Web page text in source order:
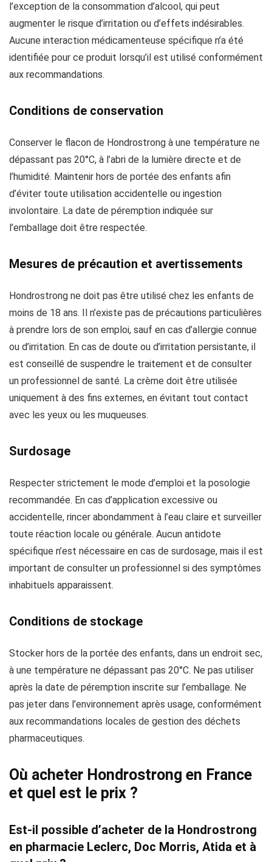
l’exception de la consommation d’alcool, qui peut
augmenter le risque d’irritation ou d’effets indésirables.
Aucune interaction médicamenteuse spécifique n’a été
identifiée pour ce produit lorsqu’il est utilisé conformément
aux recommandations.
Conditions de conservation
Conserver le flacon de Hondrostrong à une température ne
dépassant pas 20°C, à l’abri de la lumière directe et de
l’humidité. Maintenir hors de portée des enfants afin
d’éviter toute utilisation accidentelle ou ingestion
involontaire. La date de péremption indiquée sur
l’emballage doit être respectée.
Mesures de précaution et avertissements
Hondrostrong ne doit pas être utilisé chez les enfants de
moins de 18 ans. Il n’existe pas de précautions particulières
à prendre lors de son emploi, sauf en cas d’allergie connue
ou d’irritation. En cas de doute ou d’irritation persistante, il
est conseillé de suspendre le traitement et de consulter
un professionnel de santé. La crème doit être utilisée
uniquement à des fins externes, en évitant tout contact
avec les yeux ou les muqueuses.
Surdosage
Respecter strictement le mode d’emploi et la posologie
recommandée. En cas d’application excessive ou
accidentelle, rincer abondamment à l’eau claire et surveiller
toute réaction locale ou générale. Aucun antidote
spécifique n’est nécessaire en cas de surdosage, mais il est
important de consulter un professionnel si des symptômes
inhabituels apparaissent.
Conditions de stockage
Stocker hors de la portée des enfants, dans un endroit sec,
à une température ne dépassant pas 20°C. Ne pas utiliser
après la date de péremption inscrite sur l’emballage. Ne
pas jeter dans l’environnement après usage, conformément
aux recommandations locales de gestion des déchets
pharmaceutiques.
Où acheter Hondrostrong en France
et quel est le prix ?
Est-il possible d’acheter de la Hondrostrong
en pharmacie Leclerc, Doc Morris, Atida et à